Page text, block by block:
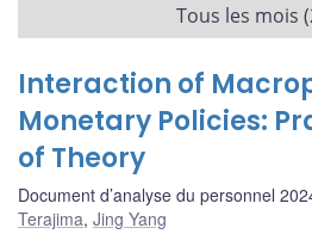
Tous les mois
Interaction of
Monetary Policies:
of Theory
Document d’analyse du personnel
Terajima, Jing Yang